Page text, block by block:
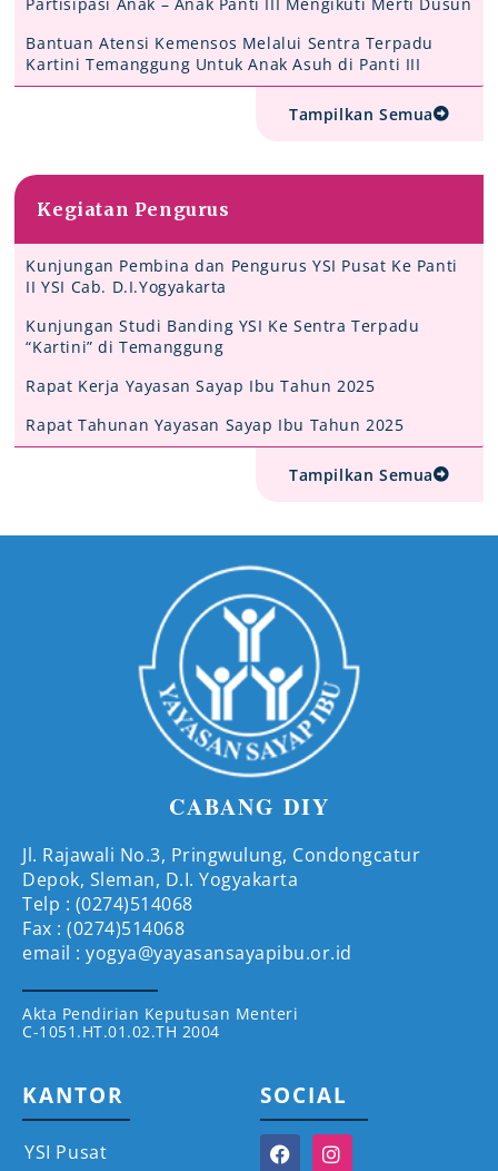
Bantuan Atensi Kemensos Melalui Sentra Terpadu
Kartini Temanggung Untuk Anak Asuh di Panti III
Tampilkan Semua
Kegiatan Pengurus
Kunjungan Pembina dan Pengurus YSI Pusat Ke Panti
II YSI Cab. D.I.Yogyakarta
Kunjungan Studi Banding YSI Ke Sentra Terpadu
“Kartini” di Temanggung
Rapat Kerja Yayasan Sayap Ibu Tahun 2025
Rapat Tahunan Yayasan Sayap Ibu Tahun 2025
Tampilkan Semua
CABANG DIY
Jl. Rajawali No.3, Pringwulung, Condongcatur
Depok, Sleman, D.I. Yogyakarta
Telp : (0274)514068
Fax : (0274)514068
email : yogya@yayasansayapibu.or.id
Akta Pendirian Keputusan Menteri
C-1051.HT.01.02.TH 2004
KANTOR
YSI Pusat
SOCIAL